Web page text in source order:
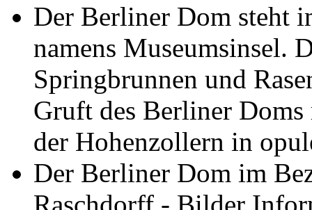
Der Berliner Dom steht
namens Museumsinsel.
Springbrunnen und
Gruft des Berliner
der Hohenzollern in
Der Berliner Dom im
Raschdorff - Bilder